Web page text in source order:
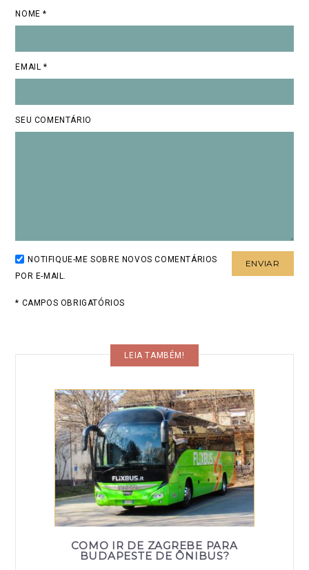
NOME *
EMAIL *
SEU COMENTÁRIO
NOTIFIQUE-ME SOBRE NOVOS COMENTÁRIOS
POR E-MAIL.
* CAMPOS OBRIGATÓRIOS
LEIA TAMBÉM!
COMO IR DE ZAGREBE PARA
BUDAPESTE DE ÔNIBUS?